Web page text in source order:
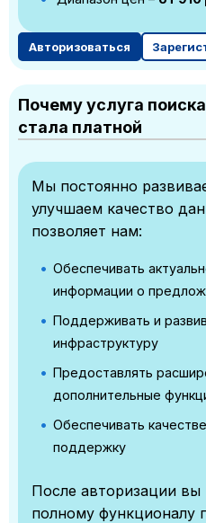
Авторизоваться
Почему услуга
стала платной
Мы постоянно
улучшаем качество
позволяет нам:
Обеспечивать
информации о
Поддерживать и
инфраструктуру
Предоставлять
дополнительные
Обеспечивать
поддержку
После авторизации вы
полному функционалу